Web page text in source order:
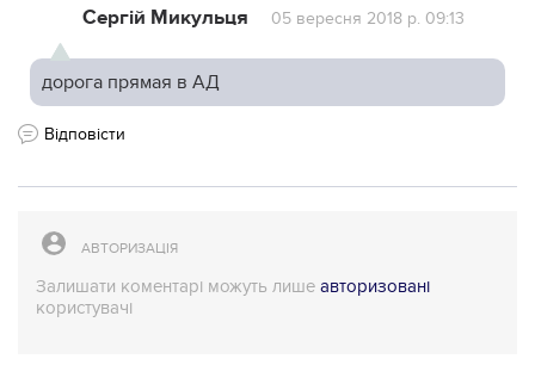
Сергій Микульця 05 вересня 2018 р. 09:13
дорога прямая в АД
Відповісти
АВТОРИЗАЦІЯ
Залишати коментарі можуть лише авторизовані
користувачі